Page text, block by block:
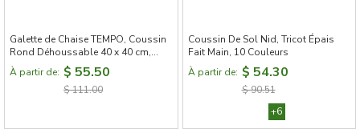
Galette de Chaise TEMPO, Coussin
Rond Déhoussable 40 x 40 cm,
Motif Abstrait Façon Horloge
À partir de: $ 55.50
$ 111.00
Coussin De Sol Nid, Tricot Épais
Fait Main, 10 Couleurs
À partir de: $ 54.30
$ 90.51
+6